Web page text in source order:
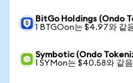
BitGo Holdings (Ondo
1 BTGOon는 $4.97와 같
Symbotic (Ondo
1 SYMon는 $40.58와 같음